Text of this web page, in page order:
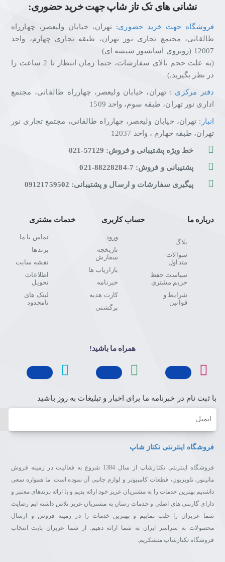
نشانی های تک تاز شاپ جهت خرید حضوری:
فروشگاه جهت خرید حضوری: تهران، خیابان ولیعصر، چهارراه
طالقانی، مجتمع تجاری نور تهران، طبقه تجاری چهارم، واحد
12007 (روبروی آسانسور شیشه ای)
(به علت حجم بالای سفارشات، حتما زمان انتظار تا 2 ساعت را
در نظر بگیرید.)
دفتر مرکزی : تهران، خیابان ولیعصر، چهارراه طالقانی، مجتمع
اداری نور تهران، طبقه سوم، واحد 1509
انبار : تهران، خیابان ولیعصر، چهارراه طالقانی، مجتمع تجاری نور
تهران، طبقه چهارم ، واحد 12037
خط ویژه پشتیبانی و فروش: 57129-021
پشتیبانی و فروش: 7-88228284-021
پیگیری سفارشات و ارسال و پشتیبانی: 09121759502
درباره ما
بلاگ
سوالات
متداول
سیاست حفظ
حریم مشتری
شرایط و
قوانین
حساب کاربری
ورود
تاریخچه
سفارش
بازاریاب ها
خبرنامه
کارت هدیه
برگشتی
خدمات مشتری
تماس با ما
برندها
نقشه سایت
اطلاعات
تحویل
لینک های
نامحدود
همراه ما باشید!
با ثبت نام در خبرنامه ما برای اخبار و تبلیغات به روز باشید
ایمیل
فروشگاه اینترنتی تکتاز شاپ
فروشگاه اینترنتی تکتازشاپ از سال 1384 شروع به فعالیت در زمینه فروش
مانیتور، تلویزیون، قطعات کامپیوتر و لوازم جانبی آن نموده است. ما همواره سعی
داشتیم بهترین خدمات را به مشتریان عزیز خود ارائه بدیم و با ارائه برندهای معتبر و
دارای گارنتی های اصلی و خدمات رسان به مشتریان عزیز تلاش داشته ایم رضایت
شما عزیزان را جلب نماییم و بهترین خدمات را در زمینه فروش و ارسال
محصولات به سراسر ایران به شما ارائه دهیم. از شما عزیزان بابت انتخاب
فروشگاه تکتازشاپ متشکریم.